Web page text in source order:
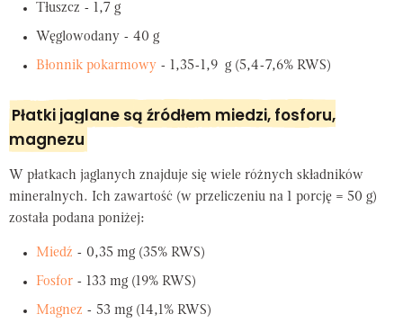
Tłuszcz - 1,7 g
Węglowodany - 40 g
Błonnik pokarmowy - 1,35-1,9 g (5,4-7,6% RWS)
Płatki jaglane są źródłem miedzi, fosforu,
magnezu
W płatkach jaglanych znajduje się wiele różnych składników
mineralnych. Ich zawartość (w przeliczeniu na 1 porcję = 50 g)
została podana poniżej:
Miedź - 0,35 mg (35% RWS)
Fosfor - 133 mg (19% RWS)
Magnez - 53 mg (14,1% RWS)